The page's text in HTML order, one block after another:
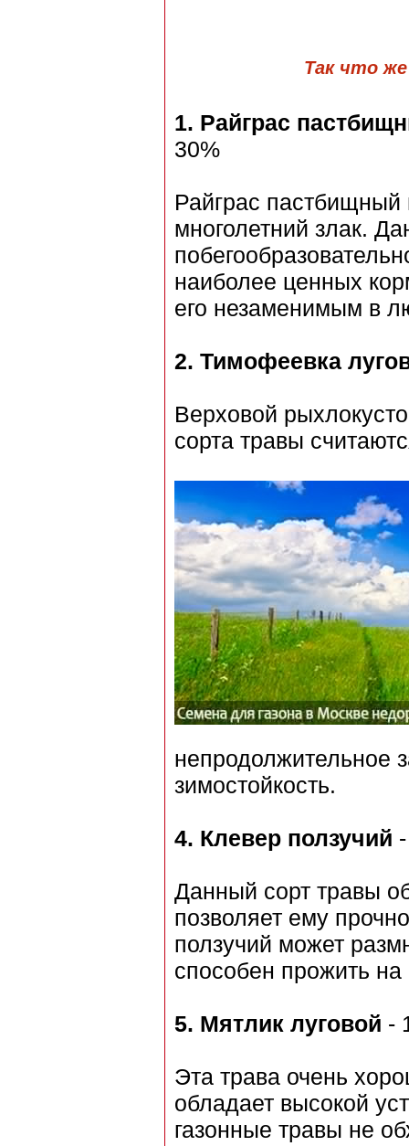
Так что
1. Райграс
30%
Райграс пастбищный
многолетний злак.
наиболее ценных
его незаменимым в
2. Тимофеевка
Верховой
сорта травы
непродолжительное
зимостойкость.
4. Клевер ползучий
Данный сорт травы
позволяет ему
ползучий может
способен прожить на
5. Мятлик луговой -
Эта трава очень
обладает высокой
газонные травы не